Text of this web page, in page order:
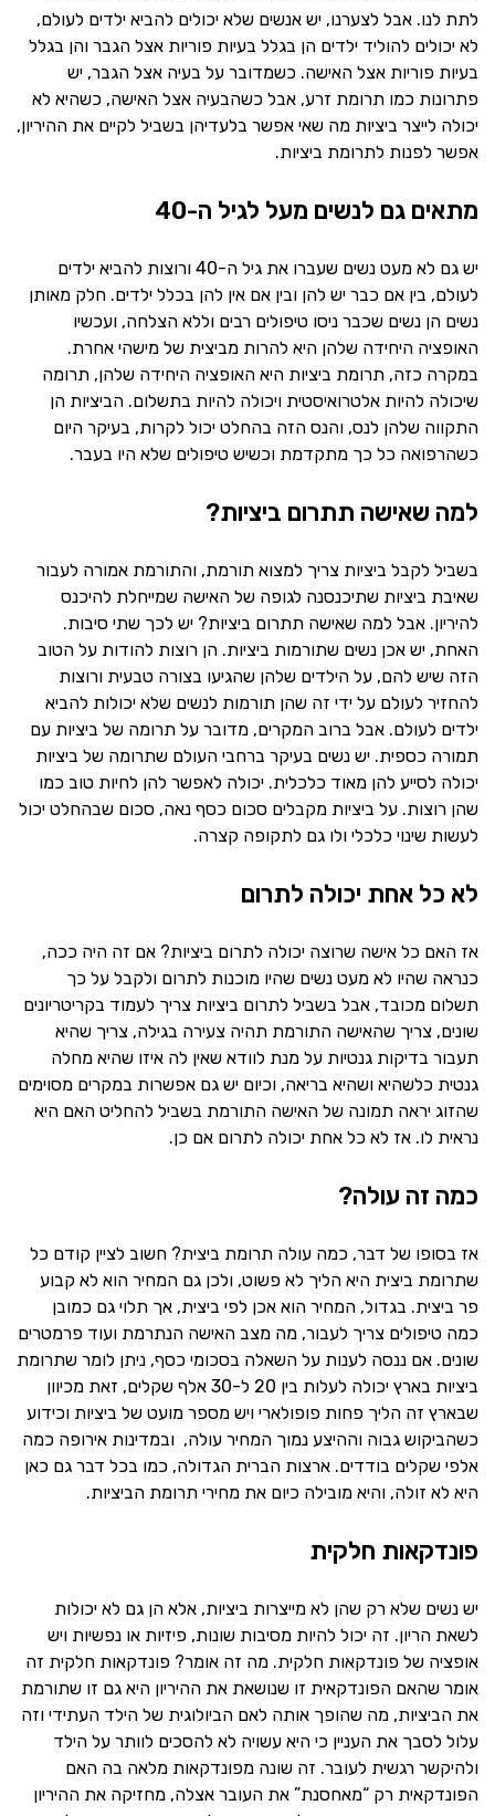
לתת לנו. אבל לצערנו, יש אנשים שלא יכולים להביא ילדים לעולם,
לא יכולים להוליד ילדים הן בגלל בעיות פוריות אצל הגבר והן בגלל
בעיות פוריות אצל האישה. כשמדובר על בעיה אצל הגבר, יש
פתרונות כמו תרומת זרע, אבל כשהבעיה אצל האישה, כשהיא לא
יכולה לייצר ביציות מה שאי אפשר בלעדיהן בשביל לקיים את ההיריון,
אפשר לפנות לתרומת ביציות.
מתאים גם לנשים מעל לגיל ה-40
יש גם לא מעט נשים שעברו את גיל ה-40 ורוצות להביא ילדים
לעולם, בין אם כבר יש להן ובין אם אין להן בכלל ילדים. חלק מאותן
נשים הן נשים שכבר ניסו טיפולים רבים וללא הצלחה, ועכשיו
האופציה היחידה שלהן היא להרות מביצית של מישהי אחרת.
במקרה כזה, תרומת ביציות היא האופציה היחידה שלהן, תרומה
שיכולה להיות אלטרואיסטית ויכולה להיות בתשלום. הביציות הן
התקווה שלהן לנס, והנס הזה בהחלט יכול לקרות, בעיקר היום
כשהרפואה כל כך מתקדמת וכשיש טיפולים שלא היו בעבר.
למה שאישה תתרום ביציות?
בשביל לקבל ביציות צריך למצוא תורמת, והתורמת אמורה לעבור
שאיבת ביציות שתיכנסנה לגופה של האישה שמייחלת להיכנס
להיריון. אבל למה שאישה תתרום ביציות? יש לכך שתי סיבות.
האחת, יש אכן נשים שתורמות ביציות. הן רוצות להודות על הטוב
הזה שיש להם, על הילדים שלהן שהגיעו בצורה טבעית ורוצות
להחזיר לעולם על ידי זה שהן תורמות לנשים שלא יכולות להביא
ילדים לעולם. אבל ברוב המקרים, מדובר על תרומה של ביציות עם
תמורה כספית. יש נשים בעיקר ברחבי העולם שתרומה של ביציות
יכולה לסייע להן מאוד כלכלית. יכולה לאפשר להן לחיות טוב כמו
שהן רוצות. על ביציות מקבלים סכום כסף נאה, סכום שבהחלט יכול
לעשות שינוי כלכלי ולו גם לתקופה קצרה.
לא כל אחת יכולה לתרום
אז האם כל אישה שרוצה יכולה לתרום ביציות? אם זה היה ככה,
כנראה שהיו לא מעט נשים שהיו מוכנות לתרום ולקבל על כך
תשלום מכובד, אבל בשביל לתרום ביציות צריך לעמוד בקריטריונים
שונים, צריך שהאישה התורמת תהיה צעירה בגילה, צריך שהיא
תעבור בדיקות גנטיות על מנת לוודא שאין לה איזו שהיא מחלה
גנטית כלשהיא ושהיא בריאה, וכיום יש גם אפשרות במקרים מסוימים
שהזוג יראה תמונה של האישה התורמת בשביל להחליט האם היא
נראית לו. אז לא כל אחת יכולה לתרום אם כן.
כמה זה עולה?
אז בסופו של דבר, כמה עולה תרומת ביצית? חשוב לציין קודם כל
שתרומת ביצית היא הליך לא פשוט, ולכן גם המחיר הוא לא קבוע
פר ביצית. בגדול, המחיר הוא אכן לפי ביצית, אך תלוי גם כמובן
כמה טיפולים צריך לעבור, מה מצב האישה הנתרמת ועוד פרמטרים
שונים. אם ננסה לענות על השאלה בסכומי כסף, ניתן לומר שתרומת
ביציות בארץ יכולה לעלות בין 20 ל-30 אלף שקלים, זאת מכיוון
שבארץ זה הליך פחות פופולארי ויש מספר מועט של ביציות וכידוע
כשהביקוש גבוה וההיצע נמוך המחיר עולה, ובמדינות אירופה כמה
אלפי שקלים בודדים. ארצות הברית הגדולה, כמו בכל דבר גם כאן
היא לא זולה, והיא מובילה כיום את מחירי תרומת הביציות.
פונדקאות חלקית
יש נשים שלא רק שהן לא מייצרות ביציות, אלא הן גם לא יכולות
לשאת הריון. זה יכול להיות מסיבות שונות, פיזיות או נפשיות ויש
אופציה של פונדקאות חלקית. מה זה אומר? פונדקאות חלקית זה
אומר שהאם הפונדקאית זו שנושאת את ההיריון היא גם זו שתורמת
את הביציות, מה שהופך אותה לאם הביולוגית של הילד העתידי וזה
עלול לסבך את העניין כי היא עשויה לא להסכים לוותר על הילד
ולהיקשר רגשית לעובר. זה שונה מפונדקאות מלאה בה האם
הפונדקאית רק “מאחסנת” את העובר אצלה, מחזיקה את ההיריון